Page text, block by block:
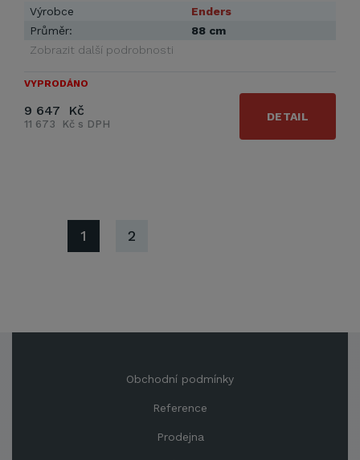
Výrobce
Enders
Průměr:
88 cm
Zobrazit další podrobnosti
VYPRODÁNO
9 647 Kč
11 673 Kč s DPH
DETAIL
1 2
Obchodní podmínky
Reference
Prodejna